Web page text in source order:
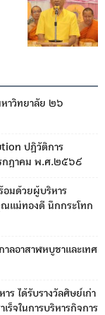
หาวิทยาลัย ๒๖
ปฏิวัติการ
กฎาคม พ.ศ.๒๕๖๙
มด้วยผู้บริหาร
ณแม่ทองดี นึกกระโทก
าลอาสาฬหบูชาและเทศ
ร ได้รับรางวัลศิษย์เก่า
จในการบริหารกิจการ